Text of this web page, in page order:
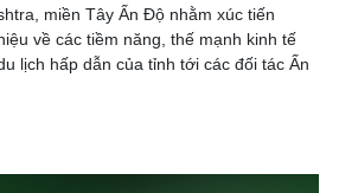
miền Tây Ấn Độ nhằm xúc tiến
về các tiềm năng, thế mạnh kinh tế
lịch hấp dẫn của tỉnh tới các đối tác Ấn